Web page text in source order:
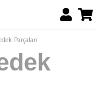
Parçaları